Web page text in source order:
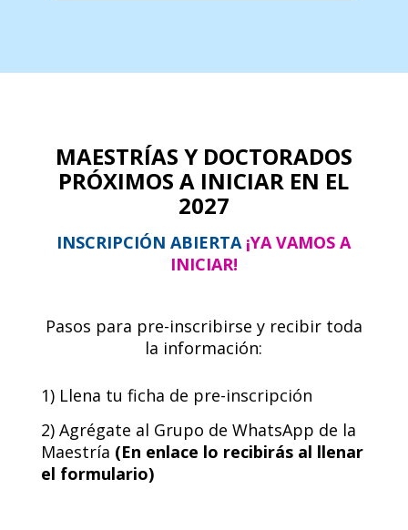
MAESTRÍAS Y DOCTORADOS
PRÓXIMOS A INICIAR EN EL
2027
INSCRIPCIÓN ABIERTA ¡YA VAMOS A
INICIAR!
Pasos para pre-inscribirse y recibir toda
la información:
1) Llena tu ficha de pre-inscripción
2) Agrégate al Grupo de WhatsApp de la
Maestría (En enlace lo recibirás al llenar
el formulario)